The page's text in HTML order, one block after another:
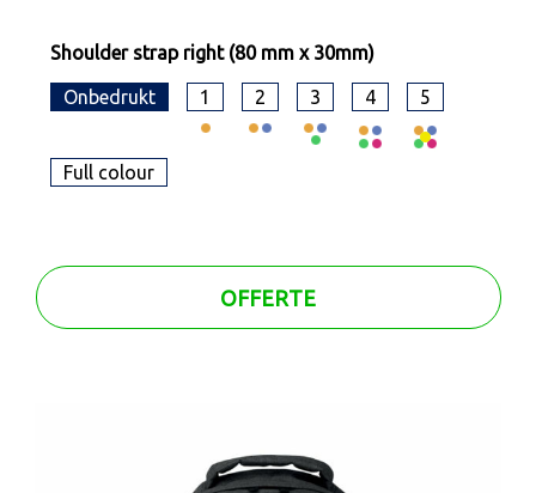
Shoulder strap right (80 mm x 30mm)
Onbedrukt 1 2 3 4 5
Full colour
OFFERTE